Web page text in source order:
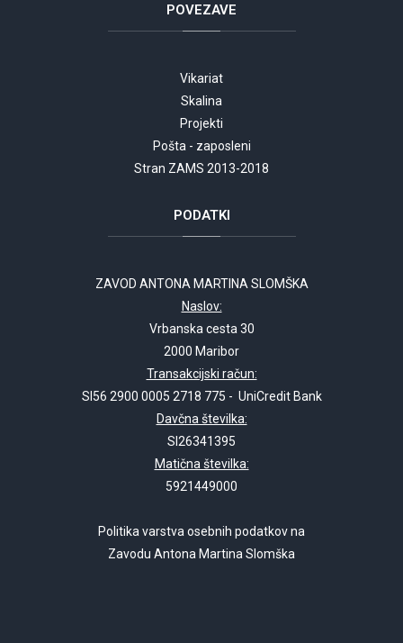
POVEZAVE
Vikariat
Skalina
Projekti
Pošta - zaposleni
Stran ZAMS 2013-2018
PODATKI
ZAVOD ANTONA MARTINA SLOMŠKA
Naslov:
Vrbanska cesta 30
2000 Maribor
Transakcijski račun:
SI56 2900 0005 2718 775 - UniCredit Bank
Davčna številka:
SI26341395
Matična številka:
5921449000
Politika varstva osebnih podatkov na
Zavodu Antona Martina Slomška